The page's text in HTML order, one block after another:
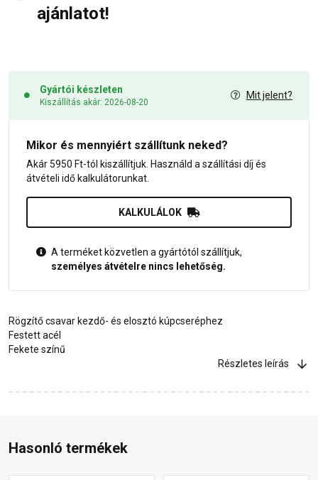
ajánlatot!
Gyártói készleten
Kiszállítás akár: 2026-08-20
Mit jelent?
Mikor és mennyiért szállítunk neked?
Akár 5950 Ft-tól kiszállítjuk. Használd a szállítási díj és
átvételi idő kalkulátorunkat.
KALKULÁLOK
A terméket közvetlen a gyártótól szállítjuk,
személyes átvételre nincs lehetőség.
Rögzítő csavar kezdő- és elosztó kúpcseréphez
Festett acél
Fekete színű
Részletes leírás
Hasonló termékek